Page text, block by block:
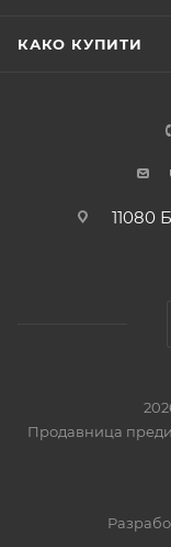
КАКО КУПИТИ
11080
Продавница